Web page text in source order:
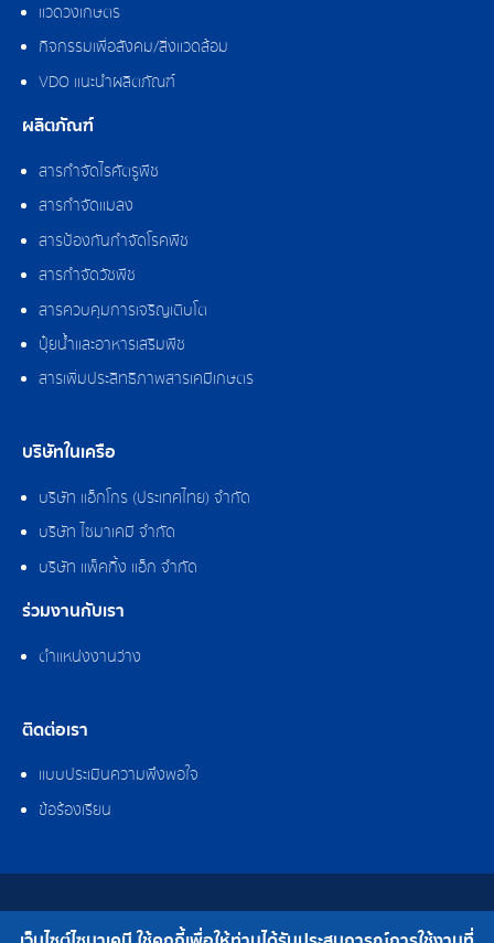
แวดวงเกษตร
กิจกรรมเพื่อสังคม/สิ่งแวดล้อม
VDO แนะนำผลิตภัณฑ์
ผลิตภัณฑ์
สารกำจัดไรศัตรูพืช
สารกำจัดแมลง
สารป้องกันกำจัดโรคพืช
สารกำจัดวัชพืช
สารควบคุมการเจริญเติบโต
ปุ๋ยน้ำและอาหารเสริมพืช
สารเพิ่มประสิทธิภาพสารเคมีเกษตร
บริษัทในเครือ
บริษัท แอ็กโกร (ประเทศไทย) จำกัด
บริษัท ไซมาเคมี จำกัด
บริษัท แพ็คกิ้ง แอ็ก จำกัด
ร่วมงานกับเรา
ตำแหน่งงานว่าง
ติดต่อเรา
แบบประเมินความพึงพอใจ
ข้อร้องเรียน
สงวนลิขสิทธิ์ © 2562 บริษัท ไซมาเคมี จำกัด